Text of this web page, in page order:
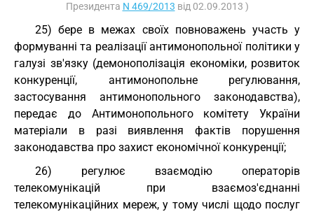
Президента N 469/2013 від 02.09.2013 )
25) бере в межах своїх повноважень участь у
формуванні та реалізації антимонопольної політики у
галузі зв'язку (демонополізація економіки, розвиток
конкуренції, антимонопольне регулювання,
застосування антимонопольного законодавства),
передає до Антимонопольного комітету України
матеріали в разі виявлення фактів порушення
законодавства про захист економічної конкуренції;
26) регулює взаємодію операторів
телекомунікацій при взаємоз'єднанні
телекомунікаційних мереж, у тому числі щодо послуг